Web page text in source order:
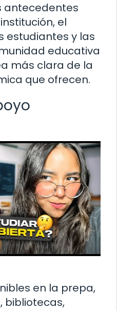
antecedentes
el
estudiantes y las
educativa
más clara de la
que ofrecen.
en la prepa,
bibliotecas,